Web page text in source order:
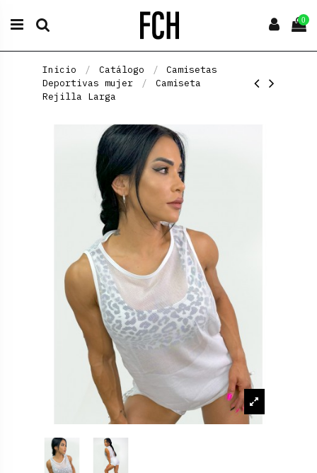
0
Inicio Catálogo
Camisetas
Deportivas mujer
Camiseta
Rejilla Larga